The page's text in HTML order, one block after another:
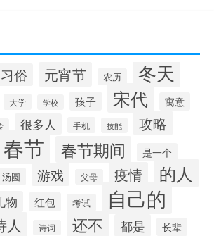
习俗 元宵节 农历 冬天
大学 学校 孩子 宋代 寓意
很多人 手机 技能 攻略
春节 春节期间 是一个
汤圆 游戏 父母 疫情 的人
物 红包 考试 自己的
人 诗词 还不 都是 长辈